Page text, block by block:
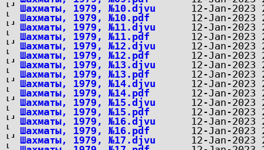
Шахматы, 1979, №10.djvu
Шахматы, 1979, №10.pdf
Шахматы, 1979, №11.djvu
Шахматы, 1979, №11.pdf
Шахматы, 1979, №12.djvu
Шахматы, 1979, №12.pdf
Шахматы, 1979, №13.djvu
Шахматы, 1979, №13.pdf
Шахматы, 1979, №14.djvu
Шахматы, 1979, №14.pdf
Шахматы, 1979, №15.djvu
Шахматы, 1979, №15.pdf
Шахматы, 1979, №16.djvu
Шахматы, 1979, №16.pdf
Шахматы, 1979, №17.djvu